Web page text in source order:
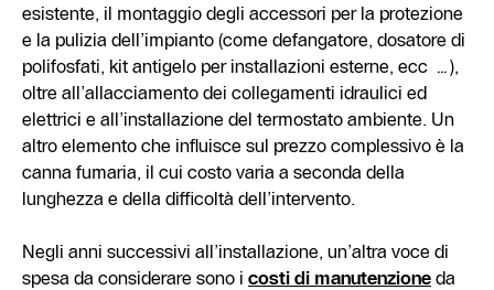
esistente, il montaggio degli accessori per la protezione
e la pulizia dell’impianto (come defangatore, dosatore di
polifosfati, kit antigelo per installazioni esterne, ecc …),
oltre all’allacciamento dei collegamenti idraulici ed
elettrici e all’installazione del termostato ambiente. Un
altro elemento che influisce sul prezzo complessivo è la
canna fumaria, il cui costo varia a seconda della
lunghezza e della difficoltà dell’intervento.
Negli anni successivi all’installazione, un’altra voce di
spesa da considerare sono i costi di manutenzione da